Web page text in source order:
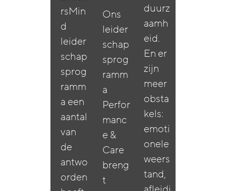
rsMin
d
leider
schap
sprog
ramm
a een
aantal
van
de
antwo
orden
Ons
leider
schap
sprog
ramm
a
Perfor
manc
e &
Care
breng
t
duurz
aamh
eid.
En er
zijn
meer
obsta
kels:
emoti
onele
weers
tand,